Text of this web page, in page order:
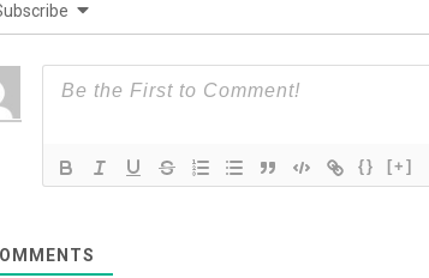
{} [+]